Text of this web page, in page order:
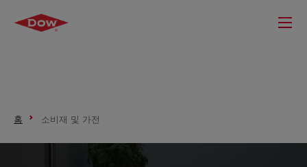
홈 소비재 및 가전